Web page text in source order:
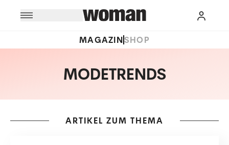
MAGAZINSHOP
MODETRENDS
ARTIKEL ZUM THEMA